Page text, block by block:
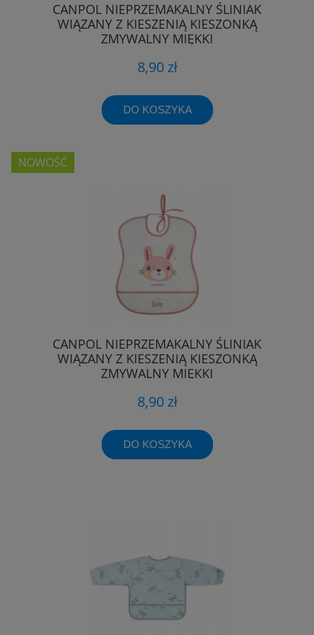
CANPOL NIEPRZEMAKALNY ŚLINIAK
WIĄZANY Z KIESZENIĄ KIESZONKĄ
ZMYWALNY MIĘKKI
8,90 zł
DO KOSZYKA
CANPOL NIEPRZEMAKALNY ŚLINIAK
WIĄZANY Z KIESZENIĄ KIESZONKĄ
ZMYWALNY MIĘKKI
8,90 zł
DO KOSZYKA
NOWOŚĆ